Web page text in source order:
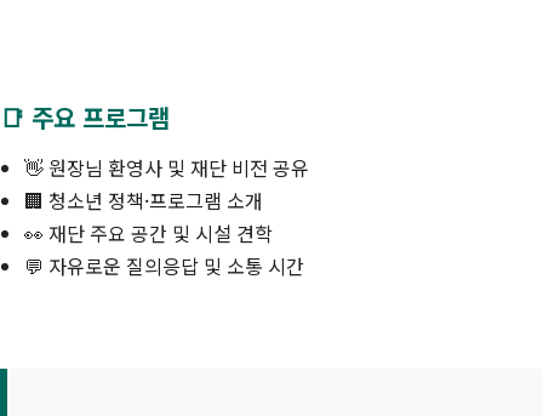
📑 주요 프로그램
👋 원장님 환영사 및 재단 비전 공유
🏢 청소년 정책·프로그램 소개
👀 재단 주요 공간 및 시설 견학
💬 자유로운 질의응답 및 소통 시간